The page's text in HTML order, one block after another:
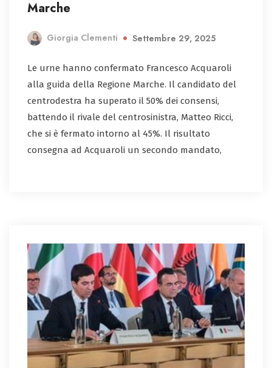
Marche
Giorgia Clementi Settembre 29, 2025
Le urne hanno confermato Francesco Acquaroli
alla guida della Regione Marche. Il candidato del
centrodestra ha superato il 50% dei consensi,
battendo il rivale del centrosinistra, Matteo Ricci,
che si è fermato intorno al 45%. Il risultato
consegna ad Acquaroli un secondo mandato,